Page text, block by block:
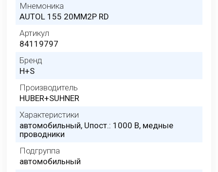
Мнемоника
AUTOL 155 20MM2P RD
Артикул
84119797
Бренд
H+S
Производитель
HUBER+SUHNER
Характеристики
автомобильный, Uпост.: 1000 В, медные
проводники
Подгруппа
автомобильный